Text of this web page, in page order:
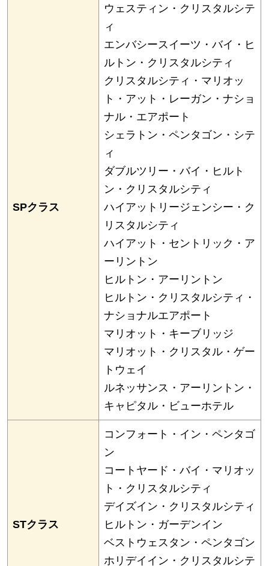
SPクラス
ウェスティン・クリスタルシテ
ィ
エンバシースイーツ・バイ・ヒ
ルトン・クリスタルシティ
クリスタルシティ・マリオッ
ト・アット・レーガン・ナショ
ナル・エアポート
シェラトン・ペンタゴン・シテ
ィ
ダブルツリー・バイ・ヒルト
ン・クリスタルシティ
ハイアットリージェンシー・ク
リスタルシティ
ハイアット・セントリック・ア
ーリントン
ヒルトン・アーリントン
ヒルトン・クリスタルシティ・
ナショナルエアポート
マリオット・キーブリッジ
マリオット・クリスタル・ゲー
トウェイ
ルネッサンス・アーリントン・
キャピタル・ビューホテル
STクラス
コンフォート・イン・ペンタゴ
ン
コートヤード・バイ・マリオッ
ト・クリスタルシティ
デイズイン・クリスタルシティ
ヒルトン・ガーデンイン
ベストウェスタン・ペンタゴン
ホリデイイン・クリスタルシテ